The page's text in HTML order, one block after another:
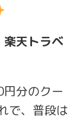
楽天トラベ
分のクー
で、普段は